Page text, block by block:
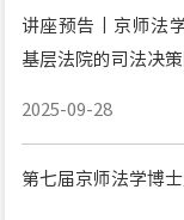
讲座预告丨京师法
基层法院的司法决
2025-09-28
第七届京师法学博